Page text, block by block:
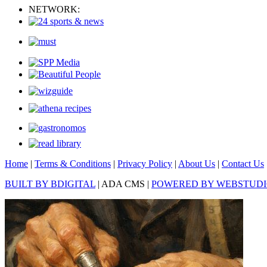
NETWORK:
Home | Terms & Conditions | Privacy Policy | About Us | Contact Us
BUILT BY BDIGITAL | ADA CMS | POWERED BY